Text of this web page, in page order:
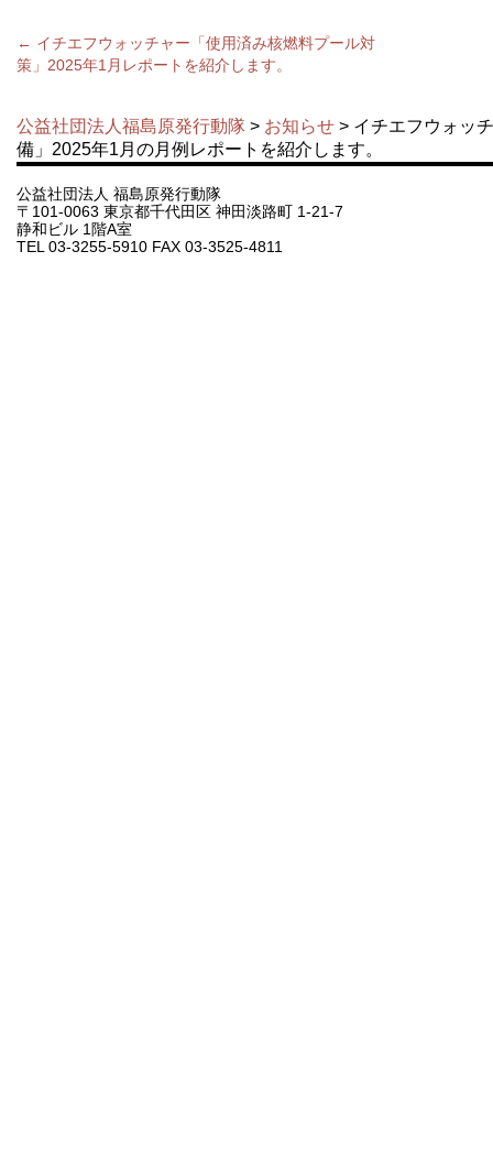
← イチエフウォッチャー「使用済み核燃料プール対
策」2025年1月レポートを紹介します。
公益社団法人福島原発行動隊 > お知らせ > イチエフウォッ
備」2025年1月の月例レポートを紹介します。
公益社団法人 福島原発行動隊
〒101-0063 東京都千代田区 神田淡路町 1-21-7
静和ビル 1階A室
TEL 03-3255-5910 FAX 03-3525-4811